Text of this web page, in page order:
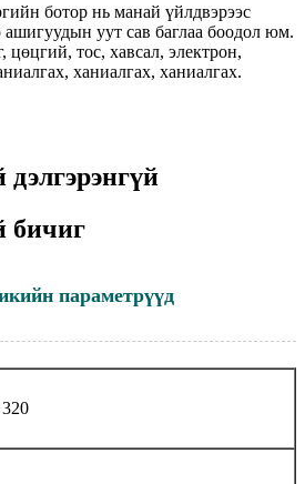
ботор нь манай үйлдвэрээс
ашигуудын уут сав баглаа боодол юм.
цөцгий, тос, хавсал, электрон,
ханиалгах, ханиалгах.
дэлгэрэнгүй
бичиг
параметрүүд